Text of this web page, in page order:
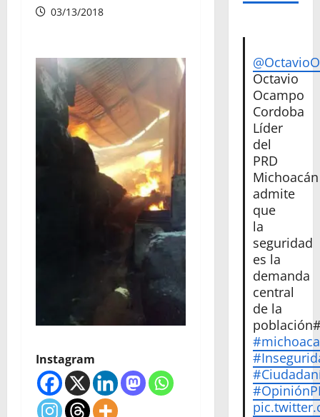
03/13/2018
Instagram
Octavio
Ocampo
Cordoba
Líder
del
PRD
Michoacán
admite
que
la
seguridad
es la
demanda
central
de la